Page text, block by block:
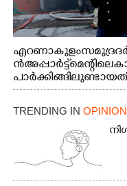
എറണാകുളം സമുദ്ര
ൻ അപ്പാർട്ട്മെന്റിലെ
പാർക്കിങ്ങിലുണ്ടായ
ടിത്തം മൂലമുണ്ടായ
കാരണം സമീപത്ത്
മൂക്ക് പൊത്തി
TRENDING IN OPINION